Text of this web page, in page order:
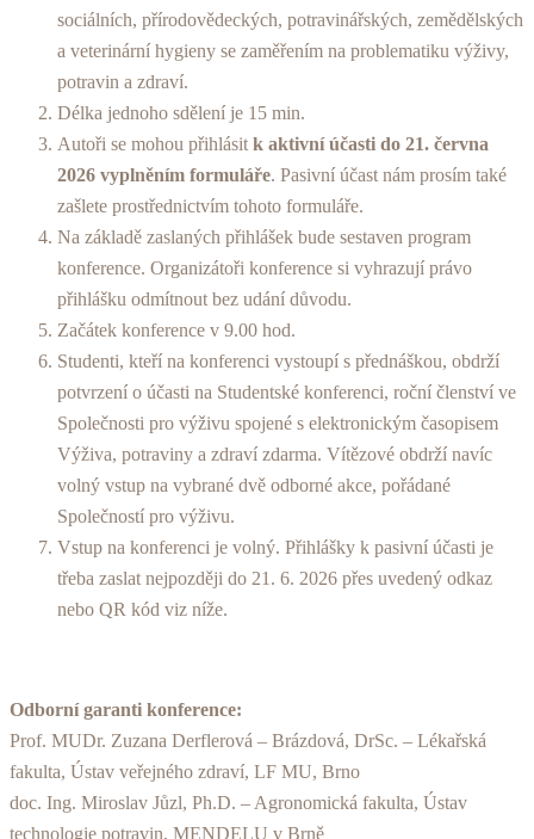
sociálních, přírodovědeckých, potravinářských, zemědělských
a veterinární hygieny se zaměřením na problematiku výživy,
potravin a zdraví.
Délka jednoho sdělení je 15 min.
Autoři se mohou přihlásit k aktivní účasti do 21. června
2026 vyplněním formuláře. Pasivní účast nám prosím také
zašlete prostřednictvím tohoto formuláře.
Na základě zaslaných přihlášek bude sestaven program
konference. Organizátoři konference si vyhrazují právo
přihlášku odmítnout bez udání důvodu.
Začátek konference v 9.00 hod.
Studenti, kteří na konferenci vystoupí s přednáškou, obdrží
potvrzení o účasti na Studentské konferenci, roční členství ve
Společnosti pro výživu spojené s elektronickým časopisem
Výživa, potraviny a zdraví zdarma. Vítězové obdrží navíc
volný vstup na vybrané dvě odborné akce, pořádané
Společností pro výživu.
Vstup na konferenci je volný. Přihlášky k pasivní účasti je
třeba zaslat nejpozději do 21. 6. 2026 přes uvedený odkaz
nebo QR kód viz níže.
Odborní garanti konference:
Prof. MUDr. Zuzana Derflerová – Brázdová, DrSc. – Lékařská
fakulta, Ústav veřejného zdraví, LF MU, Brno
doc. Ing. Miroslav Jůzl, Ph.D. – Agronomická fakulta, Ústav
technologie potravin, MENDELU v Brně